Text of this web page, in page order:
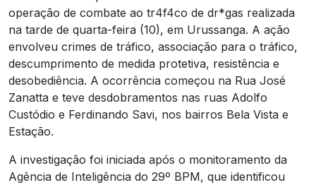
operação de combate ao tr4f4co de dr*gas realizada
na tarde de quarta-feira (10), em Urussanga. A ação
envolveu crimes de tráfico, associação para o tráfico,
descumprimento de medida protetiva, resistência e
desobediência. A ocorrência começou na Rua José
Zanatta e teve desdobramentos nas ruas Adolfo
Custódio e Ferdinando Savi, nos bairros Bela Vista e
Estação.
A investigação foi iniciada após o monitoramento da
Agência de Inteligência do 29º BPM, que identificou